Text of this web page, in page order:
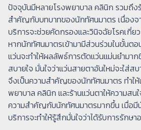
ปัจจุบันมีหลายโรงพยาบาล คลินิก รวมถึง
สำคัญกับบทบาทของนักทัศนมาตร เนื่องจ
บริการจะช่วยคัดกรองและวินิจฉัยโรคเกี่
หากนักทัศนมาตรเข้ามามีส่วนร่วมในขั้นต
แว่นจะทำให้ผลลัพธ์การตัดแว่นแม่นยำมา
สบายใจ มั่นใจว่าแว่นสายตาอันใหม่จะใส่ส
จึงเป็นความสำคัญของนักทัศนมาตร ทำให้
พยาบาล คลินิก และร้านแว่นตาให้ความสน
ความสำคัญกับนักทัศนมาตรมากขึ้น เมื่อมี
บริการจะทำให้รู้สึกมั่นใจว่าได้รับการรักษ